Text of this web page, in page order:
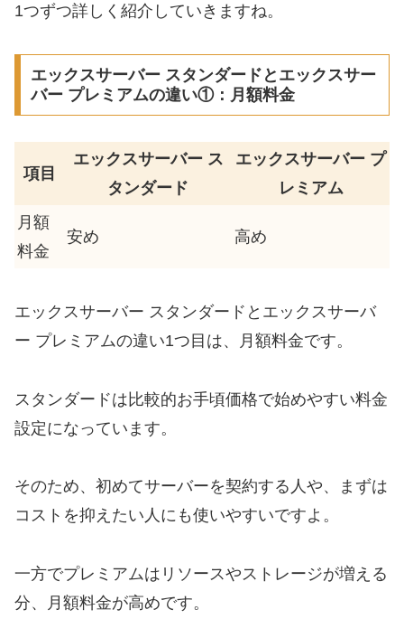
1つずつ詳しく紹介していきますね。
エックスサーバー スタンダードとエックスサー
バー プレミアムの違い①：月額料金
項目
エックスサーバー ス
タンダード
エックスサーバー プ
レミアム
月額
料金
安め 高め
エックスサーバー スタンダードとエックスサーバ
ー プレミアムの違い1つ目は、月額料金です。
スタンダードは比較的お手頃価格で始めやすい料金
設定になっています。
そのため、初めてサーバーを契約する人や、まずは
コストを抑えたい人にも使いやすいですよ。
一方でプレミアムはリソースやストレージが増える
分、月額料金が高めです。